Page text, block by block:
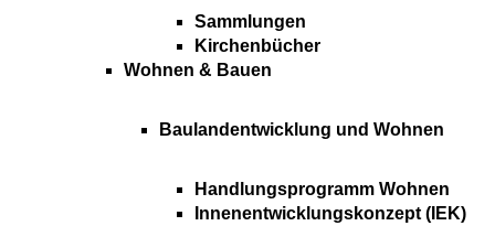
Sammlungen
Kirchenbücher
Wohnen & Bauen
Baulandentwicklung und Wohnen
Handlungsprogramm Wohnen
Innenentwicklungskonzept (IEK)